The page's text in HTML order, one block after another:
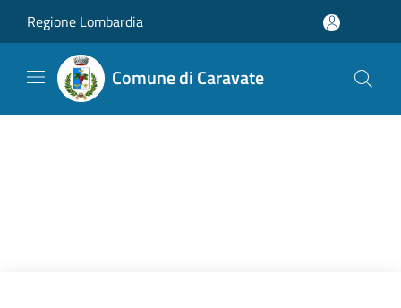
Regione Lombardia
Comune di Caravate